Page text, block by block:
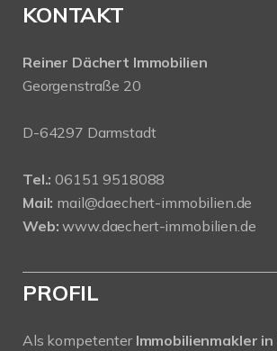
KONTAKT
Reiner Dächert Immobilien
Georgenstraße 20
D-64297 Darmstadt
Tel.: 06151 9518088
Mail: mail@daechert-immobilien.de
Web: www.daechert-immobilien.de
PROFIL
Als kompetenter Immobilienmakler